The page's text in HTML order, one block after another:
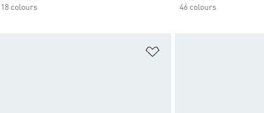
18 colours
46 colours